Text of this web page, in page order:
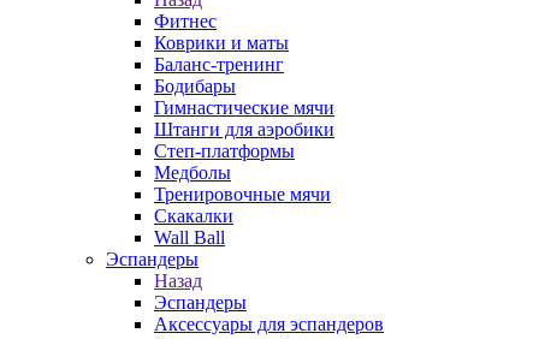
Фитнес
Коврики и маты
Баланс-тренинг
Бодибары
Гимнастические мячи
Штанги для аэробики
Степ-платформы
Медболы
Тренировочные мячи
Скакалки
Wall Ball
Эспандеры
Назад
Эспандеры
Аксессуары для эспандеров